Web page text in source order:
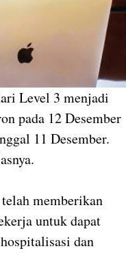
Level 3 menjadi
pada 12 Desember
11 Desember.
memberikan
untuk dapat
dan